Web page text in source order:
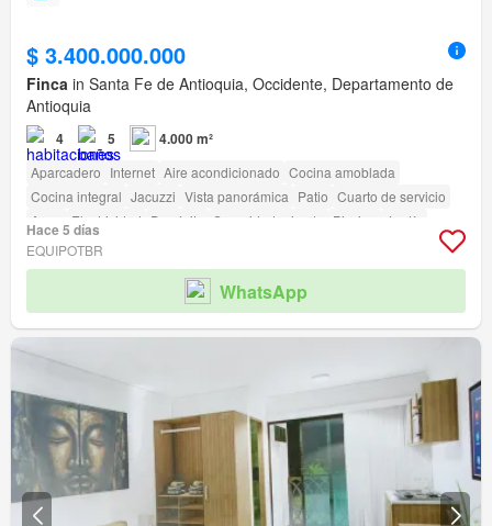
$ 3.400.000.000
Finca in Santa Fe de Antioquia, Occidente, Departamento de
Antioquia
4 5 4.000 m²
Aparcadero Internet Aire acondicionado Cocina amoblada
Cocina integral Jacuzzi Vista panorámica Patio Cuarto de servicio
Agua
Electricidad Depósito Seguridad privada Piscina
Jardín
Barbecue Acceso para personas con discapacidad
Hace 5 días
EQUIPOTBR
WhatsApp